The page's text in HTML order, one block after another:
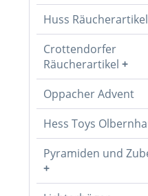
Huss Räucherartikel
Crottendorfer
Räucherartikel
Oppacher Advent
Hess Toys
Pyramiden und